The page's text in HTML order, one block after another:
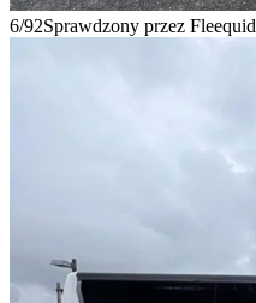
6/92Sprawdzony przez Fleequid